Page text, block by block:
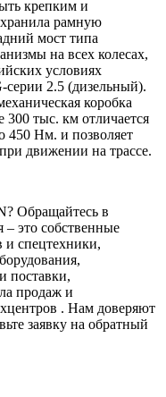
крепким и
рамную
мост типа
на всех колесах,
условиях
серии 2.5 (дизельный).
коробка
300 тыс. км отличается
450 Нм. и позволяет
движении на трассе.
Обращайтесь в
это собственные
и спецтехники,
поставки,
продаж и
. Нам доверяют
заявку на обратный